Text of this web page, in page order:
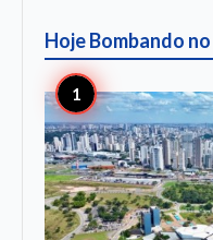
Hoje Bombando no